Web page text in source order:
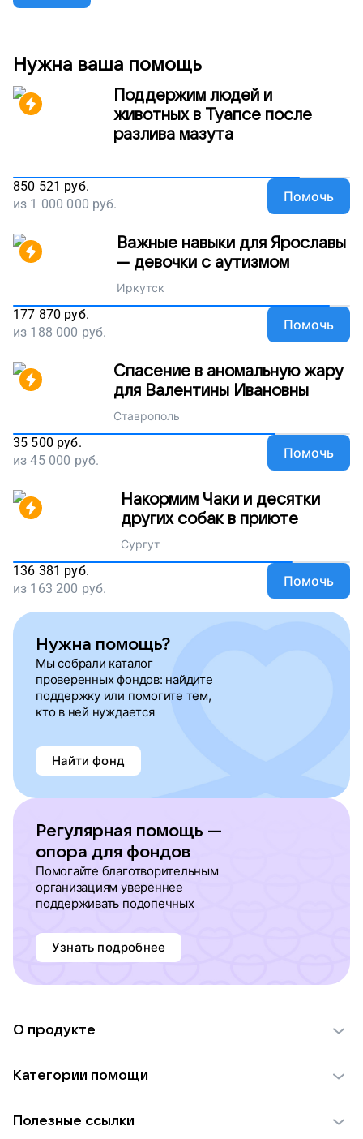
Нужна ваша помощь
Поддержим людей и
животных в Туапсе после
разлива мазута
850 521 руб.
из 1 000 000 руб. Помочь
Важные навыки для Ярославы
— девочки с аутизмом
Иркутск
177 870 руб.
из 188 000 руб. Помочь
Спасение в аномальную жару
для Валентины Ивановны
Ставрополь
35 500 руб.
из45 000 руб. Помочь
Накормим Чаки и десятки
других собак в приюте
Сургут
136 381 руб.
из 163 200 руб. Помочь
Нужна помощь?
Мы собрали каталог
проверенных фондов: найдите
поддержку или помогите тем,
кто в ней нуждается
Найти фонд
Регулярная помощь —
опора для фондов
Помогайте благотворительным
организациям увереннее
поддерживать подопечных
Узнать подробнее
О продукте
Использование материалов
Категории помощи
Полезные ссылки